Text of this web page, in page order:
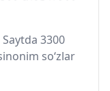
3300
so‘zlar